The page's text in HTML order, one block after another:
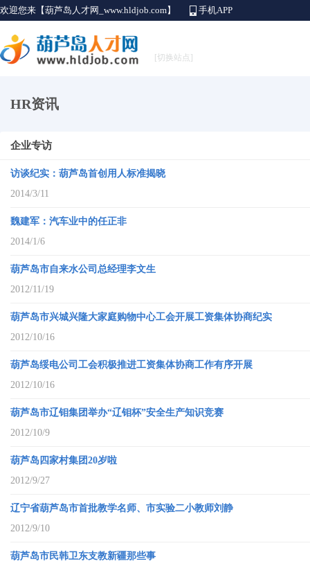
欢迎您来【葫芦岛人才网_www.hldjob.com】 手机APP
[切换站点]
HR资讯
企业专访
访谈纪实：葫芦岛首创用人标准揭晓
2014/3/11
魏建军：汽车业中的任正非
2014/1/6
葫芦岛市自来水公司总经理李文生
2012/11/19
葫芦岛市兴城兴隆大家庭购物中心工会开展工资集体协商纪实
2012/10/16
葫芦岛绥电公司工会积极推进工资集体协商工作有序开展
2012/10/16
葫芦岛市辽钼集团举办“辽钼杯”安全生产知识竞赛
2012/10/9
葫芦岛四家村集团20岁啦
2012/9/27
辽宁省葫芦岛市首批教学名师、市实验二小教师刘静
2012/9/10
葫芦岛市民韩卫东支教新疆那些事